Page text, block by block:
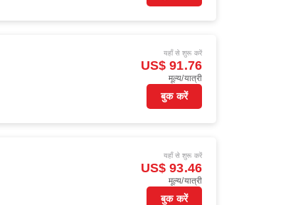
यहाँ से शुरू करें
US$ 91.76
मूल्य/यात्री
बुक करें
यहाँ से शुरू करें
US$ 93.46
मूल्य/यात्री
बुक करें